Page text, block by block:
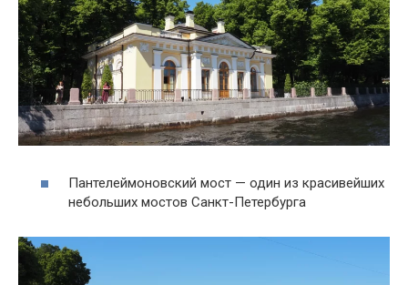
Пантелеймоновский мост — один из красивейших
небольших мостов Санкт-Петербурга